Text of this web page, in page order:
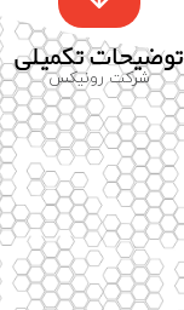
توضیحات تکمیلی
شرکت رونیکس